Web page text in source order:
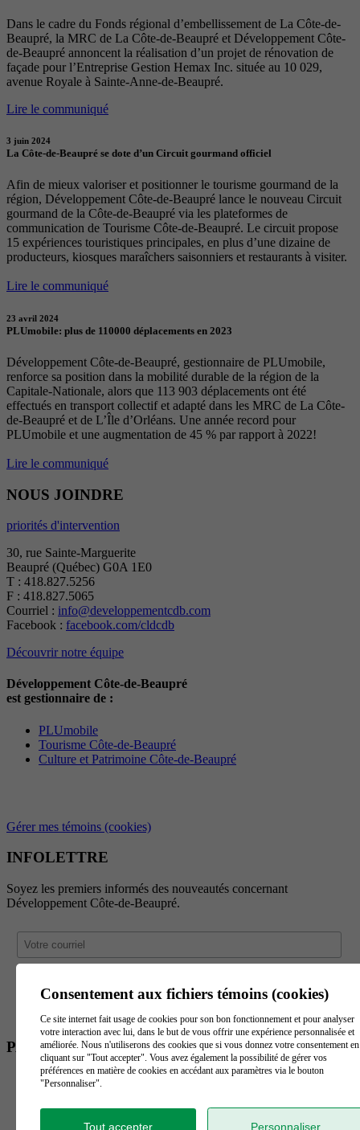
Dans le cadre du Fonds régional d’embellissement de La Côte-de-
Beaupré, la MRC de La Côte-de-Beaupré et Développement Côte-
de-Beaupré annoncent la réalisation d’un projet de rénovation de
façade pour l’Entreprise Gestion Hemax Inc. située au 10 029,
avenue Royale à Sainte-Anne-de-Beaupré.
Lire le communiqué
3 juin 2024
La Côte-de-Beaupré se dote d’un Circuit gourmand officiel
Afin de mieux valoriser et positionner le tourisme gourmand de la
région, Développement Côte-de-Beaupré lance le nouveau Circuit
gourmand de la Côte-de-Beaupré via les plateformes de
communication de Tourisme Côte-de-Beaupré. Le circuit propose
15 expériences touristiques principales, en plus d’une dizaine de
producteurs, kiosques maraîchers saisonniers et restaurants à visiter.
Lire le communiqué
23 avril 2024
PLUmobile: plus de 110000 déplacements en 2023
Développement Côte-de-Beaupré, gestionnaire de PLUmobile,
renforce sa position dans la mobilité durable de la région de la
Capitale-Nationale, alors que 113 903 déplacements ont été
effectués en transport collectif et adapté dans les MRC de La Côte-
de-Beaupré et de L’Île d’Orléans. Une année record pour
PLUmobile et une augmentation de 45 % par rapport à 2022!
Lire le communiqué
NOUS JOINDRE
priorités d'intervention
30, rue Sainte-Marguerite
Beaupré (Québec) G0A 1E0
T : 418.827.5256
F : 418.827.5065
Courriel : info@developpementcdb.com
Facebook : facebook.com/cldcdb
Découvrir notre équipe
Développement Côte-de-Beaupré
est gestionnaire de :
PLUmobile
Tourisme Côte-de-Beaupré
Culture et Patrimoine Côte-de-Beaupré
Gérer mes témoins (cookies)
INFOLETTRE
Soyez les premiers informés des nouveautés concernant
Développement Côte-de-Beaupré.
PARTENAIRES
Consentement aux fichiers témoins (cookies)
Ce site internet fait usage de cookies pour son bon fonctionnement et pour analyser
votre interaction avec lui, dans le but de vous offrir une expérience personnalisée et
améliorée. Nous n'utiliserons des cookies que si vous donnez votre consentement en
cliquant sur "Tout accepter". Vous avez également la possibilité de gérer vos
préférences en matière de cookies en accédant aux paramètres via le bouton
"Personnaliser".
Tout accepter Personnaliser